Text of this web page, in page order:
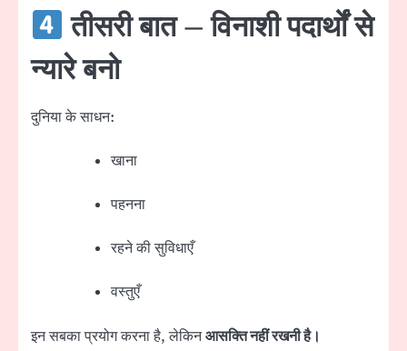
तीसरी बात –विनाशी पदार्थों से
न्यारे बनो
दुनिया के साधन:
खाना
पहनना
रहने की सुविधाएँ
वस्तुएँ
इन सबका प्रयोग करना है, लेकिनआसक्ति नहीं रखनी है।